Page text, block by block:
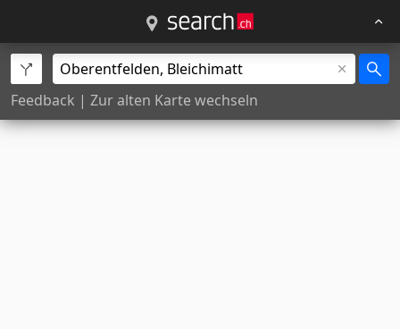
Feedback | Zur alten Karte wechseln